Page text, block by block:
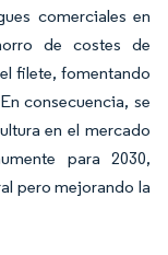
comerciales en
de costes de
filete, fomentando
consecuencia, se
en el mercado
para 2030,
pero mejorando la